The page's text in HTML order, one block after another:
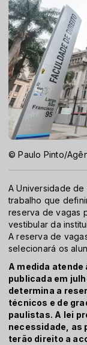
© Paulo Pinto/
A Universidade de
trabalho que
reserva de vagas
vestibular da
A reserva de
selecionará os
A medida
publicada em
determina a
técnicos e de
paulistas. A lei
necessidade, as
terão direito a